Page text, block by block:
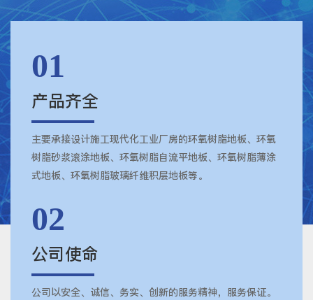
01
产品齐全
主要承接设计施工现代化工业厂房的环氧树脂地板、环氧
树脂砂浆滚涂地板、环氧树脂自流平地板、环氧树脂薄涂
式地板、环氧树脂玻璃纤维积层地板等。
02
公司使命
公司以安全、诚信、务实、创新的服务精神，服务保证。